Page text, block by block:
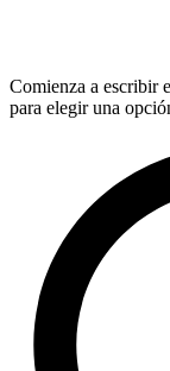
Comienza a escribir
para elegir una